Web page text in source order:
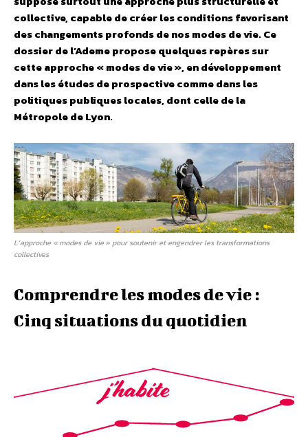
collective, capable de créer les conditions favorisant
des changements profonds de nos modes de vie. Ce
dossier de l’Ademe propose quelques repères sur
cette approche « modes de vie », en développement
dans les études de prospective comme dans les
politiques publiques locales, dont celle de la
Métropole de Lyon.
L’approche « modes de vie » pour soutenir et engendrer les transformations
collectives
Comprendre les modes de vie :
Cinq situations du quotidien